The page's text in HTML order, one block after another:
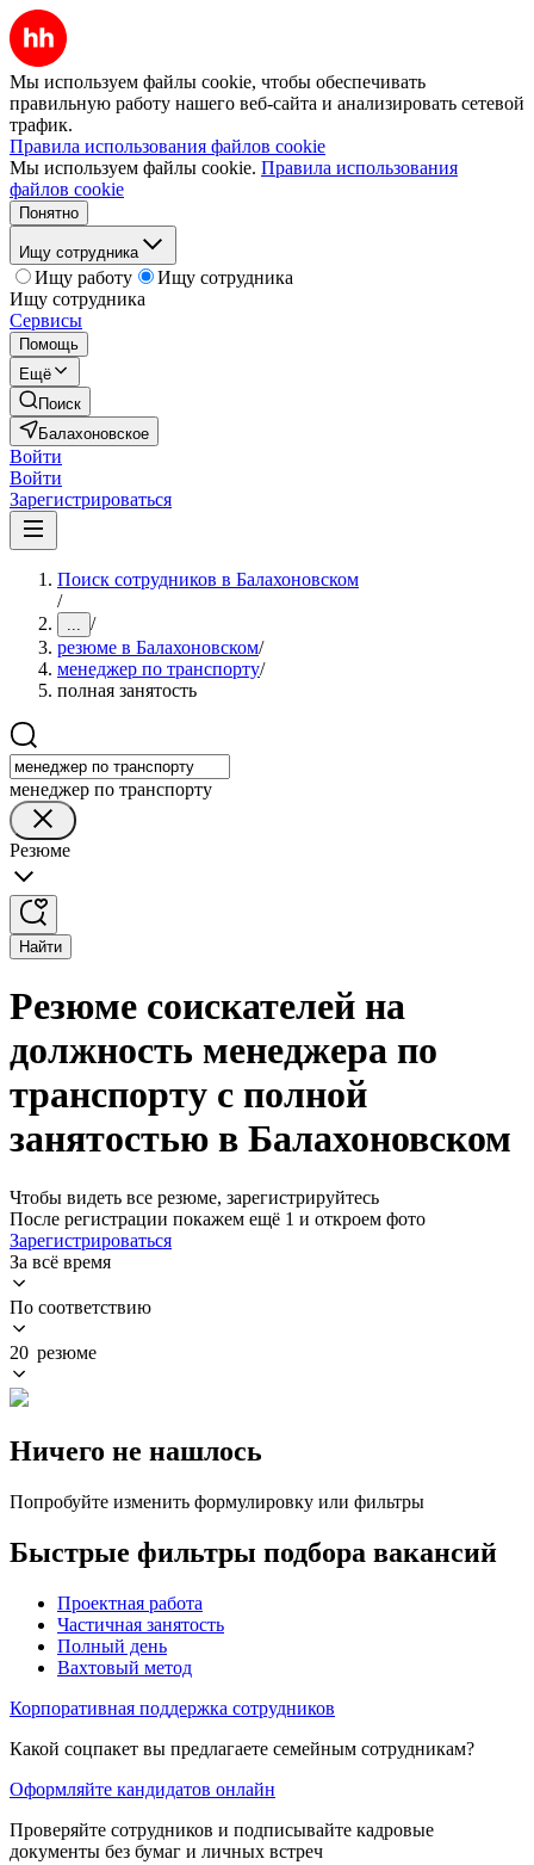
Мы используем файлы cookie, чтобы обеспечивать
правильную работу нашего веб-сайта и анализировать сетевой
трафик.
Правила использования файлов cookie
Мы используем файлы cookie. Правила использования
файлов cookie
Понятно
Ищу сотрудника
Ищу работу
Ищу сотрудника
Ищу сотрудника
Сервисы
Помощь
Ещё
Поиск
Балахоновское
Войти
Войти
Зарегистрироваться
Поиск сотрудников в Балахоновском
/
... /
резюме в Балахоновском/
менеджер по транспорту/
полная занятость
менеджер по транспорту
Резюме
Найти
Резюме соискателей на
должность менеджера по
транспорту с полной
занятостью в Балахоновском
Чтобы видеть все резюме, зарегистрируйтесь
После регистрации покажем ещё 1 и откроем фото
Зарегистрироваться
За всё время
По соответствию
20 резюме
Ничего не нашлось
Попробуйте изменить формулировку или фильтры
Быстрые фильтры подбора вакансий
Проектная работа
Частичная занятость
Полный день
Вахтовый метод
Корпоративная поддержка сотрудников
Какой соцпакет вы предлагаете семейным сотрудникам?
Оформляйте кандидатов онлайн
Проверяйте сотрудников и подписывайте кадровые
документы без бумаг и личных встреч